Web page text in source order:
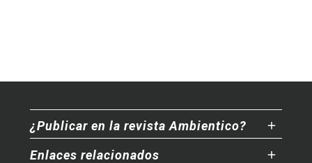
¿Publicar en la revista Ambientico?
Enlaces relacionados